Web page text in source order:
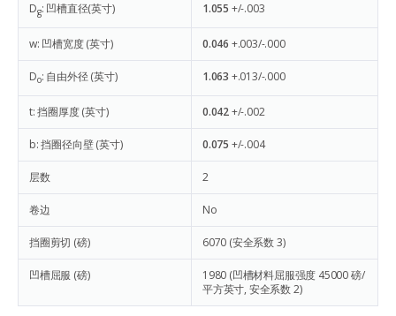
Dg: 凹槽直径(英寸) 1.055 +/-.003
w: 凹槽宽度 (英寸) 0.046 +.003/-.000
Do: 自由外径 (英寸) 1.063 +.013/-.000
t: 挡圈厚度 (英寸) 0.042+/-.002
b: 挡圈径向壁 (英寸) 0.075 +/-.004
层数 2
卷边 No
挡圈剪切 (磅) 6070 (安全系数 3)
凹槽屈服 (磅) 1980 (凹槽材料屈服强度 45000 磅/
平方英寸, 安全系数 2)